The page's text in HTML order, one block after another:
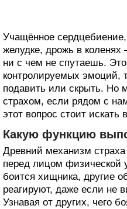
Учащённое
желудке, дрожь в
ни с чем не спутаешь.
контролируемых эмоций,
подавить или скрыть. Но
страхом, если рядом с
этот вопрос стоит искать
Какую функцию
Древний механизм
перед лицом физической
боится хищника, другие
реагируют, даже если не
Узнавая от других, чего